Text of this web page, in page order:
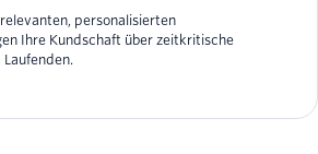
personalisierten
Ihre Kundschaft über zeitkritische